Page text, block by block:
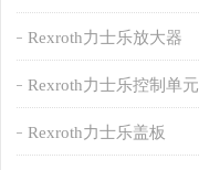
Rexroth力士乐放大器
Rexroth力士乐控制单元
Rexroth力士乐盖板